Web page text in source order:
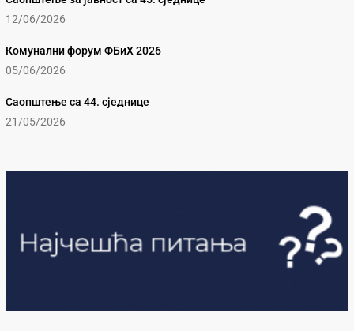
12/06/2026
Комунални форум ФБиХ 2026
05/06/2026
Саопштење са 44. сједнице
21/05/2026